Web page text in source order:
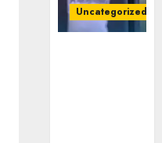
Uncategorized